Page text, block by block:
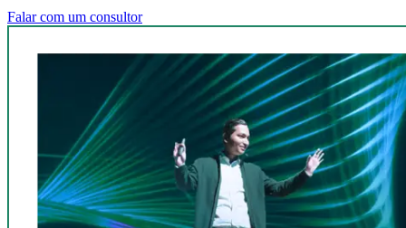
Falar com um consultor